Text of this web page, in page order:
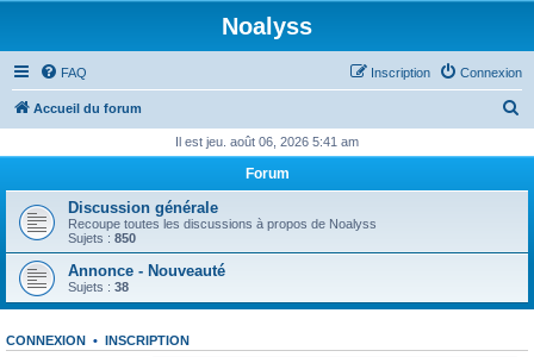
Noalyss
FAQ Connexion
Inscription
Accueil du forum
h
r
h
Il est jeu. août 06, 2026 5:41 am
Forum
Discussion générale
Recoupe toutes les discussions à propos de Noalyss
Sujets : 850
Annonce - Nouveauté
Sujets : 38
CONNEXION • INSCRIPTION